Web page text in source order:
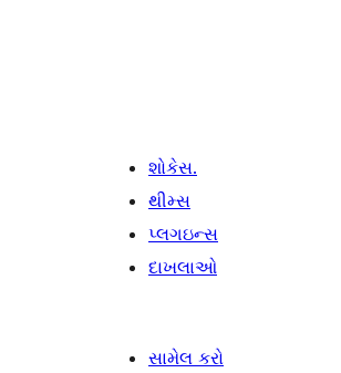
શોકેસ.
થીમ્સ
પ્લગઇન્સ
દાખલાઓ
સામેલ કરો